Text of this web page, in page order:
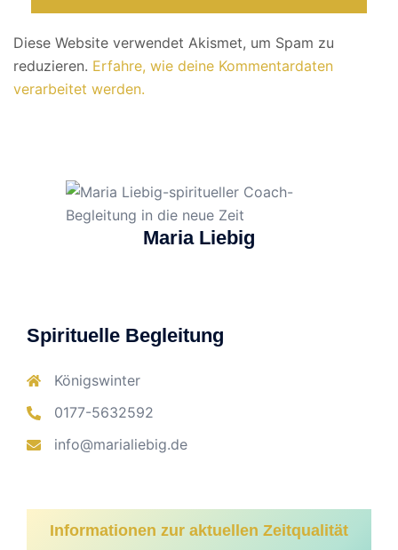
Diese Website verwendet Akismet, um Spam zu
reduzieren. Erfahre, wie deine Kommentardaten
verarbeitet werden.
Maria Liebig
Spirituelle Begleitung
Königswinter
0177-5632592
info@marialiebig.de
Informationen zur aktuellen Zeitqualität